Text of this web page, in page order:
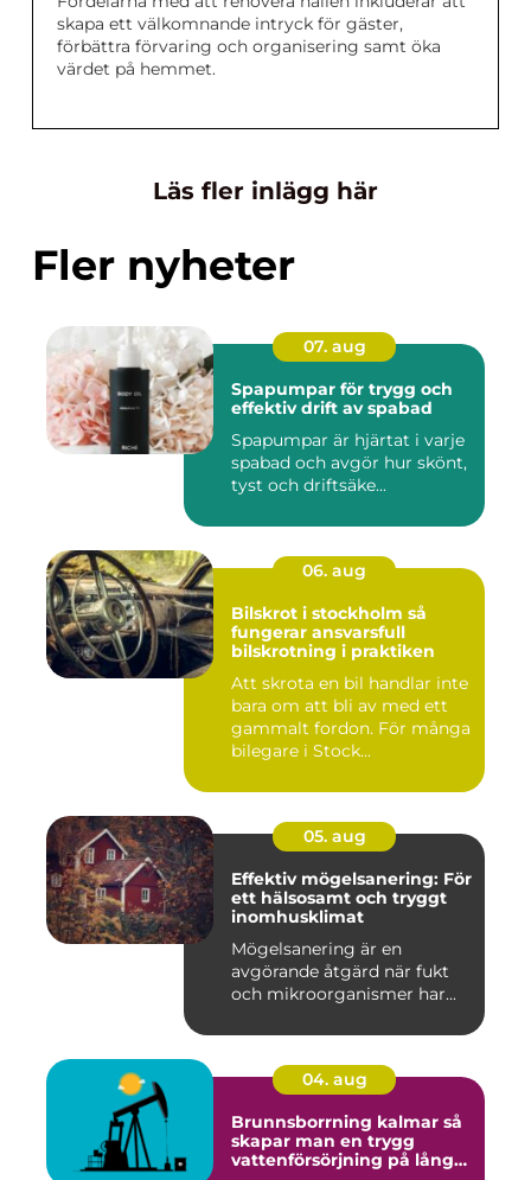
skapa ett välkomnande intryck för gäster,
förbättra förvaring och organisering samt öka
värdet på hemmet.
Läs fler inlägg här
Fler nyheter
07. aug
Spapumpar för trygg och
effektiv drift av spabad
Spapumpar är hjärtat i varje
spabad och avgör hur skönt,
tyst och driftsäke...
06. aug
Bilskrot i stockholm så
fungerar ansvarsfull
bilskrotning i praktiken
Att skrota en bil handlar inte
bara om att bli av med ett
gammalt fordon. För många
bilegare i Stock...
05. aug
Effektiv mögelsanering: För
ett hälsosamt och tryggt
inomhusklimat
Mögelsanering är en
avgörande åtgärd när fukt
och mikroorganismer har...
04. aug
Brunnsborrning kalmar så
skapar man en trygg
vattenförsörjning på lång